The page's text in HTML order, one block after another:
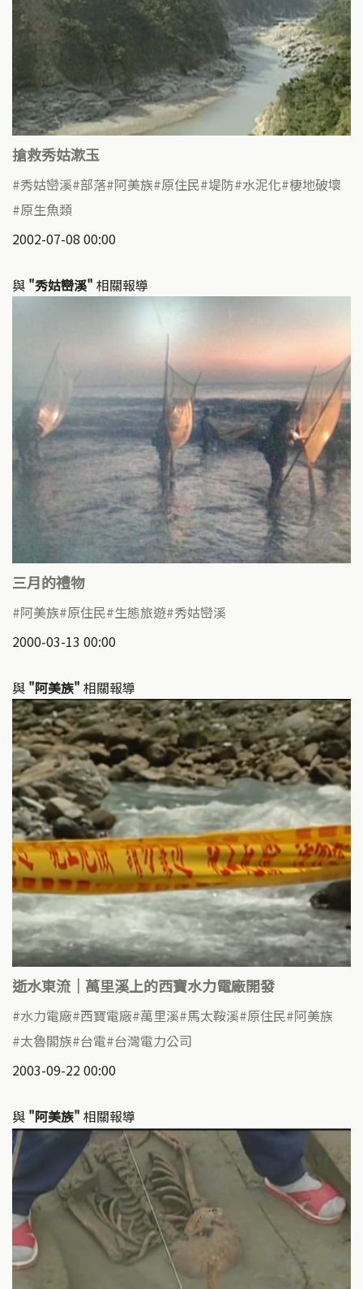
搶救秀姑漱玉
秀姑巒溪 部落 阿美族 原住民 堤防 水泥化 棲地破壞
原生魚類
2002-07-08 00:00
與 "秀姑巒溪" 相關報導
三月的禮物
阿美族 原住民 生態旅遊 秀姑巒溪
2000-03-13 00:00
與 "阿美族" 相關報導
逝水東流｜萬里溪上的西寶水力電廠開發
水力電廠 西寶電廠 萬里溪 馬太鞍溪 原住民 阿美族
太魯閣族 台電 台灣電力公司
2003-09-22 00:00
與 "阿美族" 相關報導